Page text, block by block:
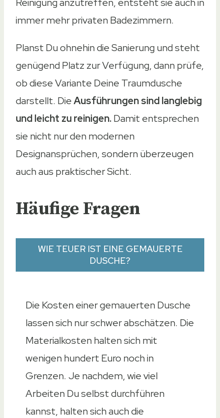
immer mehr privaten Badezimmern.
Planst Du ohnehin die Sanierung und steht
genügend Platz zur Verfügung, dann prüfe,
ob diese Variante Deine Traumdusche
darstellt. DieAusführungen sind langlebig
und leicht zu reinigen.Damit entsprechen
sie nicht nur den modernen
Designansprüchen, sondern überzeugen
auch aus praktischer Sicht.
Häufige Fragen
WIE TEUER IST EINE GEMAUERTE
DUSCHE?
Die Kosten einer gemauerten Dusche
lassen sich nur schwer abschätzen. Die
Materialkosten halten sich mit
wenigen hundert Euro noch in
Grenzen. Je nachdem, wie viel
Arbeiten Du selbst durchführen
kannst, halten sich auch die